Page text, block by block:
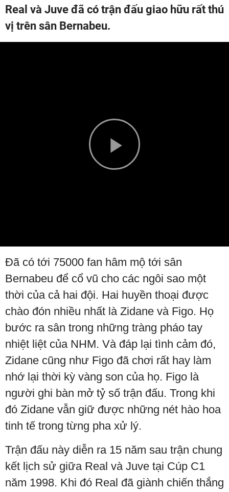
Real và Juve đã có trận đấu giao hữu rất thú
vị trên sân Bernabeu.
Play
Đã có tới 75000 fan hâm mộ tới sân
Bernabeu để cổ vũ cho các ngôi sao một
thời của cả hai đội. Hai huyền thoại được
chào đón nhiều nhất là Zidane và Figo. Họ
bước ra sân trong những tràng pháo tay
nhiệt liệt của NHM. Và đáp lại tình cảm đó,
Zidane cũng như Figo đã chơi rất hay làm
nhớ lại thời kỳ vàng son của họ. Figo là
người ghi bàn mở tỷ số trận đấu. Trong khi
đó Zidane vẫn giữ được những nét hào hoa
tinh tế trong từng pha xử lý.
Trận đấu này diễn ra 15 năm sau trận chung
kết lịch sử giữa Real và Juve tại Cúp C1
năm 1998. Khi đó Real đã giành chiến thắng